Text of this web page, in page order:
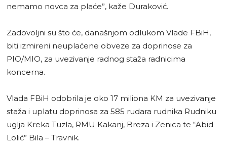
nemamo novca za plaće”, kaže Duraković.
Zadovoljni su što će, današnjom odlukom Vlade FBiH,
biti izmireni neuplaćene obveze za doprinose za
PIO/MIO, za uvezivanje radnog staža radnicima
koncerna.
Vlada FBiH odobrila je oko 17 miliona KM za uvezivanje
staža i uplatu doprinosa za 585 rudara rudnika Rudniku
uglja Kreka Tuzla, RMU Kakanj, Breza i Zenica te “Abid
Lolić” Bila – Travnik.